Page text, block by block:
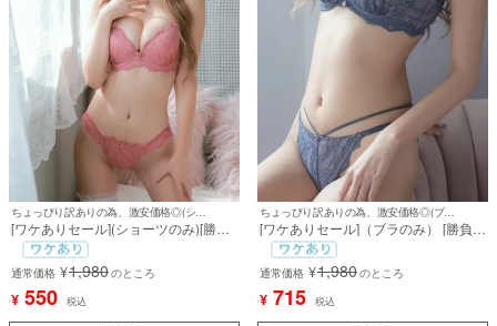
[ワケありセール](ショーツのみ)[勝負
下着] ビジューチャーム付き総レース
カップブラジャー＆ショーツ2点セッ
ト
通常価格 ¥1,980のところ
¥ 550 税込
ちょっぴり訳ありの為、激安価格◎(ブラジャーのみ)
[ワケありセール]（ブラのみ） [勝負下
着] エレガントスカラップレース脇高
ソフトワイヤーカップブラジャー＆シ
ョーツ2点セット
通常価格 ¥1,980のところ
¥ 715 税込